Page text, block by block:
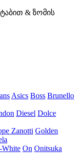
& ზომის
Asics Boss Brunello
Diesel Dolce
Zanotti Golden
On Onitsuka